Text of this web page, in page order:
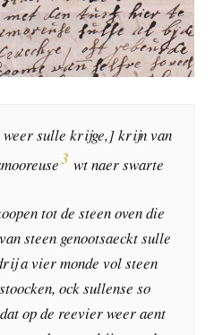
sulle krijge,] krijn van
3 wt naer swarte
tot de steen oven die
steen genootsaeckt sulle
a vier monde vol steen
ock sullense so
op de reevier weer aent